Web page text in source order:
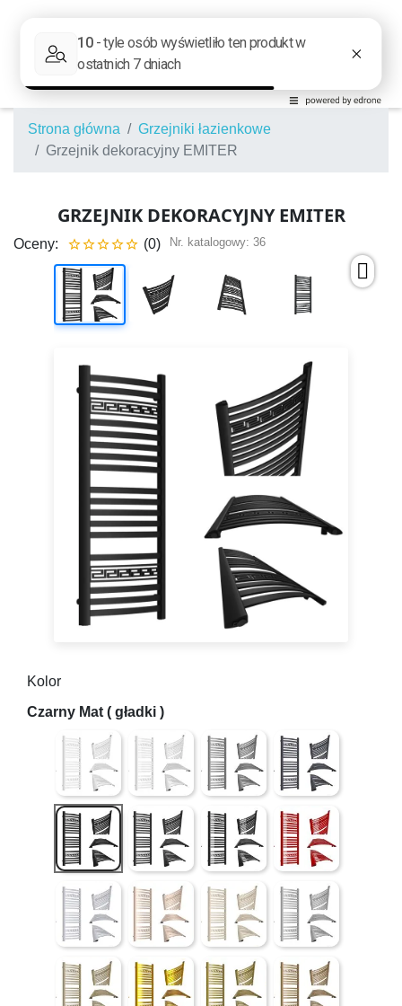
Strona główna
Grzejniki łazienkowe
Grzejnik dekoracyjny EMITER
GRZEJNIK DEKORACYJNY EMITER
Oceny:  (0) Nr. katalogowy: 36
Kolor
Biały mat struktura (lekko chropowata powierzchnia)
Biały połysk (gładki)Antracyt struktura (lekko
Grafit ( gładki z
Czarny Mat ( gładki )Czarna struktura (lekko chropowata
Czarny połysk ( gładki )
Czerwony połysk (
Szary struktura (lekko chropowata powierzchnia)
Pink Rose ( złoty róż - gładki )
QUARTZ I struktura (lekko
4 LUTY ( mieniące
QUARTZ II struktura (lekko chropowata
Złoty ( półmat )Antyk Jaśniejszy ( gładki )
Antyk Ciemniejszy